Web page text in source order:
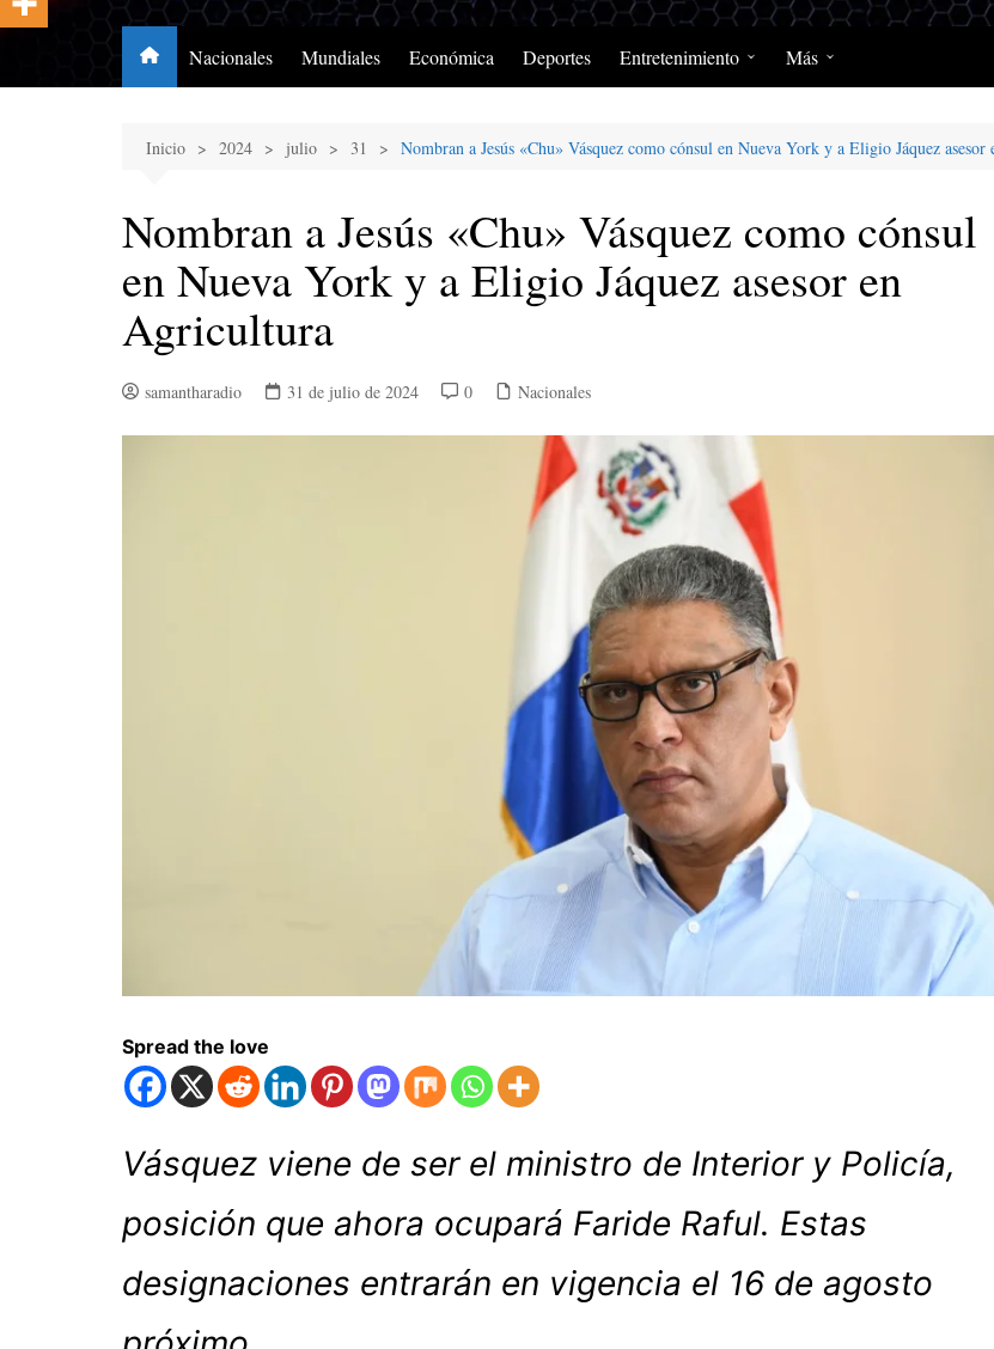
Nacionales Mundiales Económica Deportes Entretenimiento
MerengClásicos
Podcast y
Más
Inicio 2024 julio 31 Nombran a Jesús «Chu» Vásquez como cónsul en Nueva York y a Eligio Jáquez
Nombran a Jesús «Chu» Vásquez como cónsul
en Nueva York y a Eligio Jáquez asesor en
Agricultura
samantharadio 31 de julio de 2024 0 Nacionales
Spread the love
Vásquez viene de ser el ministro de Interior y Policía,
posición que ahora ocupará Faride Raful. Estas
designaciones entrarán en vigencia el 16 de agosto